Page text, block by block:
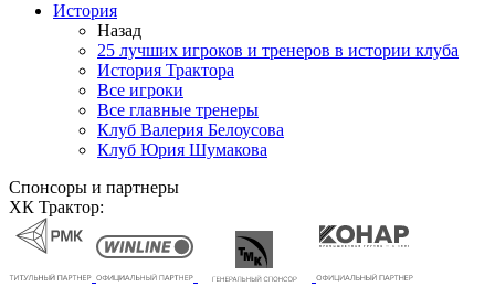
История
Назад
25 лучших игроков и тренеров в истории клуба
История Трактора
Все игроки
Все главные тренеры
Клуб Валерия Белоусова
Клуб Юрия Шумакова
Спонсоры и партнеры
ХК Трактор: